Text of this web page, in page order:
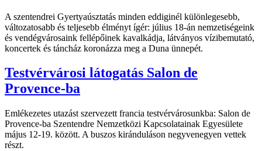
A szentendrei Gyertyaúsztatás minden eddiginél különlegesebb,
változatosabb és teljesebb élményt ígér: július 18-án nemzetiségeink
és vendégvárosaink fellépőinek kavalkádja, látványos vízibemutató,
koncertek és táncház koronázza meg a Duna ünnepét.
Testvérvárosi látogatás Salon de
Provence-ba
Emlékezetes utazást szervezett francia testvérvárosunkba: Salon de
Provence-ba Szentendre Nemzetközi Kapcsolatainak Egyesülete
május 12-19. között. A buszos kiránduláson negyvenegyen vettek
részt.